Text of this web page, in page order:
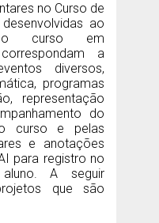
no Curso de
ao
curso em
a
diversos,
programas
representação
do
curso e pelas
e anotações
para registro no
A seguir
que são